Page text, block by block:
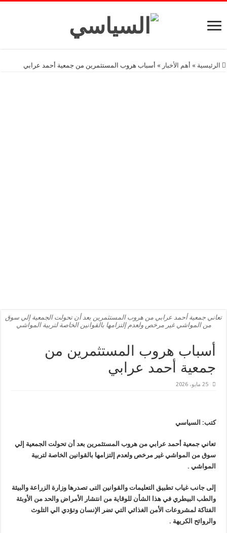
الرئيسية » أهم اﻷخبار » أسباب هروب المستثمرين من جمعية أحمد عرابي
تعاني جمعية أحمد عرابي من هروب المستثمرين بعد أن تحولت الجمعية إلي سوق
من المواشي غير مرخص ولعدم إلتزامها بالقوانين الخاصة لتربية المواشي
أسباب هروب المستثمرين من
جمعية أحمد عرابي
25 مايو، 2026
كتب: السياسي
تعاني جمعية أحمد عرابي من هروب المستثمرين بعد أن تحولت الجمعية إلي
سوق من المواشي غير مرخص ولعدم إلتزامها بالقوانين الخاصة لتربية
المواشي .
إلى جانب غياب تطبيق التعليمات والقوانين التى تصدرها وزارة الزراعة والبيئة
والطب البيطري في هذا الشأن للوقاية من انتشار الأمراض والحد من الأوبئة
الفتاكة لمشروعات الأمن الغذائي التي تضر الإنسان وتؤدي الي التلوث
والروائح الكريهة .